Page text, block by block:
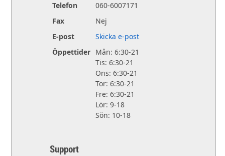
Telefon
060-6007171
Fax
Nej
E-post
Skicka e-post
Öppettider Mån: 6:30-21
Tis: 6:30-21
Ons: 6:30-21
Tor: 6:30-21
Fre: 6:30-21
Lör: 9-18
Sön: 10-18
Support